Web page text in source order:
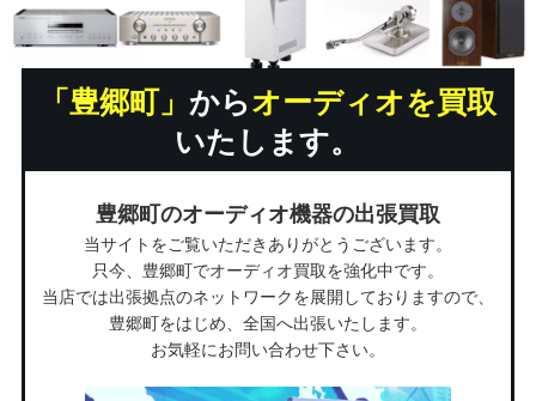
「豊郷町」 からオーディオを買取
いたします。
豊郷町のオーディオ機器の出張買取
当サイトをご覧いただきありがとうございます。
只今、豊郷町でオーディオ買取を強化中です。
当店では出張拠点のネットワークを展開しておりますので、
豊郷町をはじめ、全国へ出張いたします。
お気軽にお問い合わせ下さい。